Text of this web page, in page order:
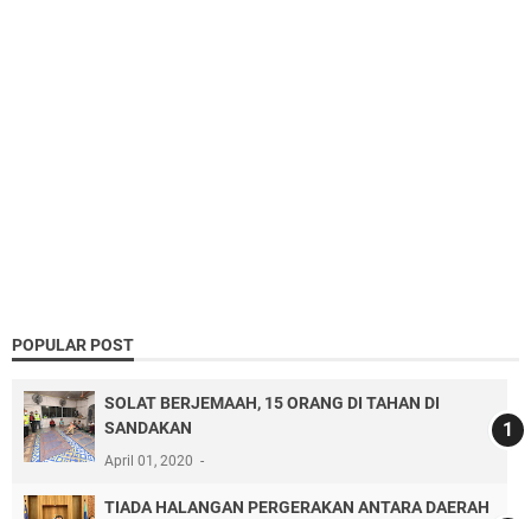
POPULAR POST
SOLAT BERJEMAAH, 15 ORANG DI TAHAN DI
SANDAKAN
April 01, 2020
TIADA HALANGAN PERGERAKAN ANTARA DAERAH